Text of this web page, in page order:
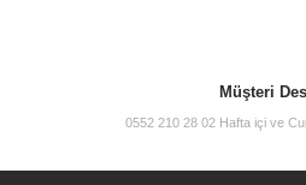
Müşteri
0552 210 28 02 Hafta içi ve